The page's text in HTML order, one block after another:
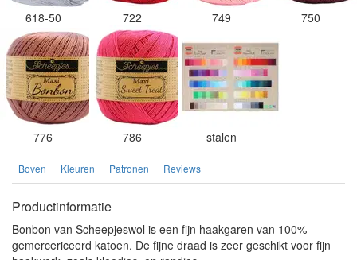
618-50 722 749 750
776 786 stalen
Boven Kleuren Patronen Reviews
Productinformatie
Bonbon van Scheepjeswol is een fijn haakgaren van 100%
gemercericeerd katoen. De fijne draad is zeer geschikt voor fijn